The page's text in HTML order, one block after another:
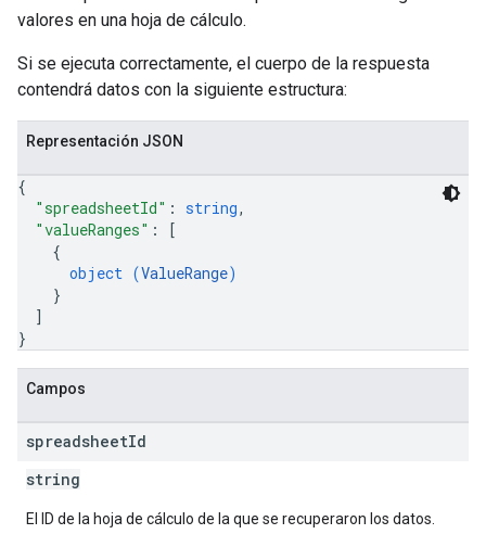
valores en una hoja de cálculo.
Si se ejecuta correctamente, el cuerpo de la respuesta
contendrá datos con la siguiente estructura:
Representación JSON
{
"spreadsheetId" : string,
"valueRanges" :
[
{
object (ValueRange)
}
]
}
Campos
spreadsheetId
string
El ID de la hoja de cálculo de la que se recuperaron los datos.